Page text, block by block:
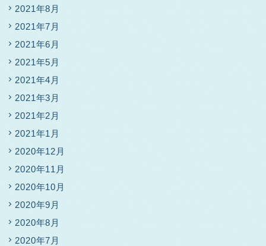
2021年8月
2021年7月
2021年6月
2021年5月
2021年4月
2021年3月
2021年2月
2021年1月
2020年12月
2020年11月
2020年10月
2020年9月
2020年8月
2020年7月